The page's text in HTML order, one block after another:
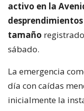
activo en la
tamaño
sábado.
La emergencia
día con caídas
inicialmente la